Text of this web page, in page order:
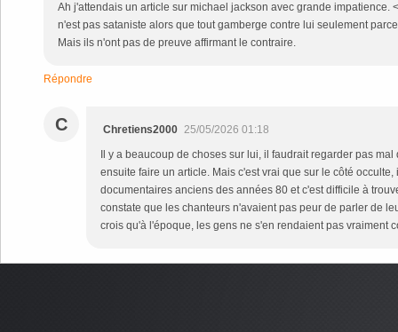
Ah j'attendais un article sur michael jackson avec grande impatience.
n'est pas sataniste alors que tout gamberge contre lui seulement
Mais ils n'ont pas de preuve affirmant le contraire.
Répondre
C Chretiens2000 25/05/2026 01:18
Il y a beaucoup de choses sur lui, il faudrait regarder pas
ensuite faire un article. Mais c'est vrai que sur le côté occulte,
documentaires anciens des années 80 et c'est difficile à
constate que les chanteurs n'avaient pas peur de parler de
crois qu'à l'époque, les gens ne s'en rendaient pas vraiment